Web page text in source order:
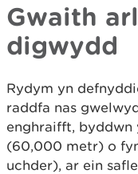
Gwaith
digwydd
Rydym yn
raddfa nas
enghraifft, byddwn
(60,000 metr) o
uchder), ar ein